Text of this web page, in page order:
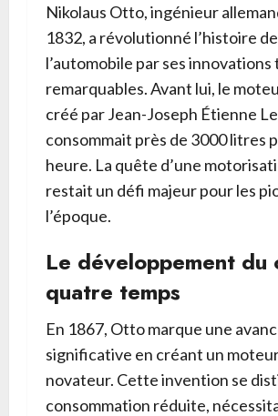
Nikolaus Otto, ingénieur
1832, a révolutionné l’histoire de
l’automobile par ses
remarquables. Avant lui, le
créé par Jean-Joseph Étienne
consommait près de 3000 litres
heure. La quête d’une
restait un défi majeur pour les
l’époque.
Le développement du
quatre temps
En 1867, Otto marque une
significative en créant un
novateur. Cette invention se
consommation réduite,